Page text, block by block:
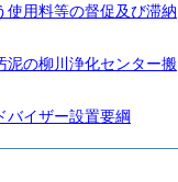
使用料等の督促及び滞納
泥の柳川浄化センター搬
バイザー設置要綱